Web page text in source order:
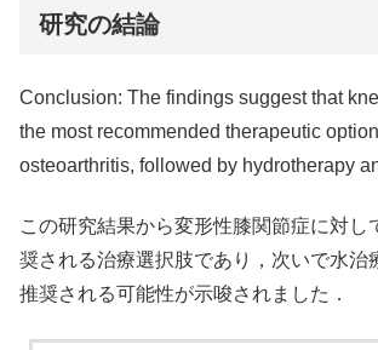
研究の結論
Conclusion: The findings suggest that
the most recommended therapeutic
osteoarthritis, followed by hydrotherapy
この研究結果から変形性膝関節症に対し
奨される治療選択肢であり，次いで水治
推奨される可能性が示唆されました．